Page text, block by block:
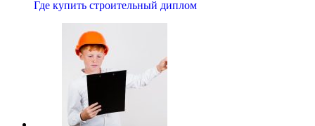
Где купить строительный диплом